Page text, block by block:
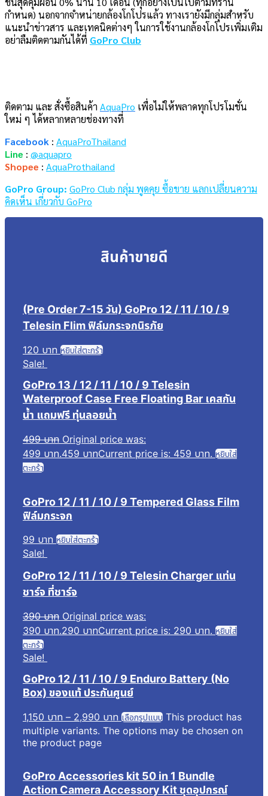
กำหนด) นอกจากจำหน่ายกล้องโกโปรแล้ว ทางเรายังมีกลุ่มสำหรับ
แนะนำข่าวสาร และเทคนิคต่างๆ ในการใช้งานกล้องโกโปรเพิ่มเติม
อย่าลืมติดตามกันได้ที่ GoPro Club
ติดตาม และ สั่งซื้อสินค้า AquaPro เพื่อไม่ให้พลาดทุกโปรโมชั่น
ใหม่ ๆ ได้หลากหลายช่องทางที่
Facebook : AquaProThailand
Line : @aquapro
Shopee : AquaProthailand
GoPro Group: GoPro Club กลุ่ม พูดคุย ซื้อขาย แลกเปลี่ยนความ
คิดเห็น เกี่ยวกับ GoPro
สินค้าขายดี
(Pre Order 7-15 วัน) GoPro 12 / 11 / 10 / 9
Telesin Flim ฟิล์มกระจกนิรภัย
120 บาท หยิบใส่ตะกร้า
Sale!
GoPro 13 / 12 / 11 / 10 / 9 Telesin
Waterproof Case Free Floating Bar เคสกัน
น้ำ แถมฟรี ทุ่นลอยน้ำ
499บาท Original price was:
499 บาท.459 บาทCurrent price is: 459 บาท. หยิบใส่
ตะกร้า
GoPro 12 / 11 / 10 / 9 Tempered Glass Film
ฟิล์มกระจก
99 บาท หยิบใส่ตะกร้า
Sale!
GoPro 12 / 11 / 10 / 9 Telesin Charger แท่น
ชาร์จ ที่ชาร์จ
390บาท Original price was:
390 บาท.290 บาทCurrent price is: 290 บาท. หยิบใส่
ตะกร้า
Sale!
GoPro 12 / 11 / 10 / 9 Enduro Battery (No
Box) ของแท้ ประกันศูนย์
1,150 บาท – 2,990 บาท เลือกรูปแบบ This product has
multiple variants. The options may be chosen on
the product page
GoPro Accessories kit 50 in 1 Bundle
Action Camera Accessory Kit ชุดอุปกรณ์